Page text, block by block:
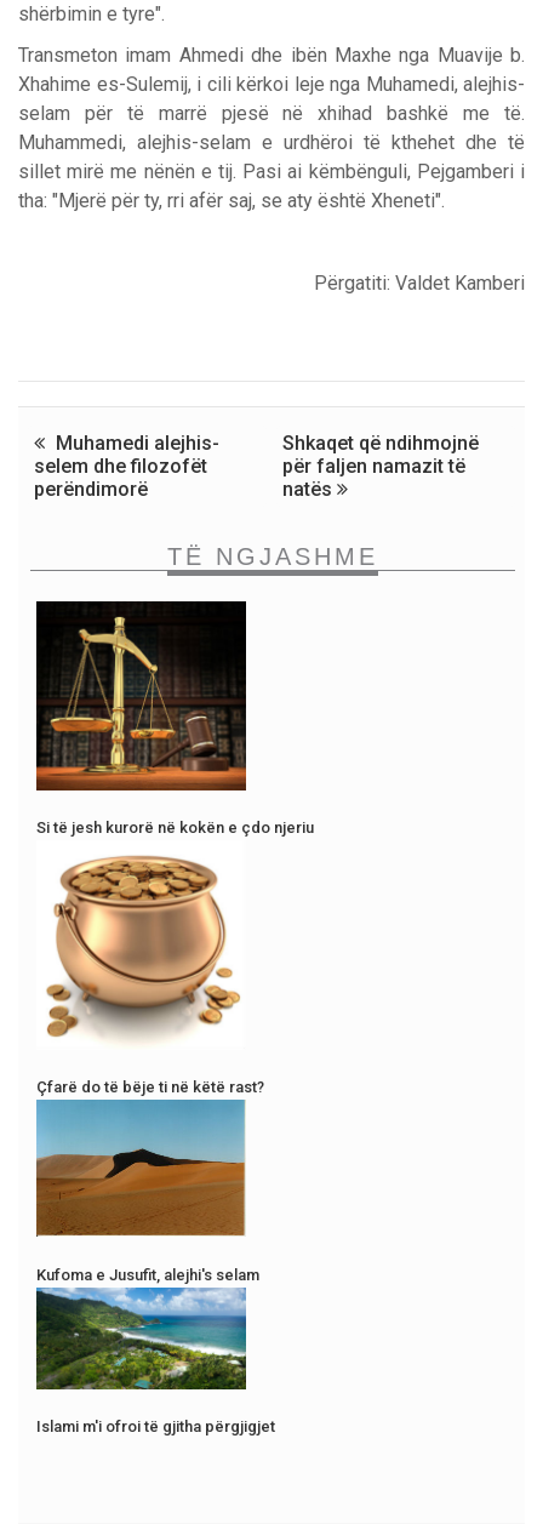
shërbimin e tyre".
Transmeton imam Ahmedi dhe ibën Maxhe nga Muavije b.
Xhahime es-Sulemij, i cili kërkoi leje nga Muhamedi, alejhis-
selam për të marrë pjesë në xhihad bashkë me të.
Muhammedi, alejhis-selam e urdhëroi të kthehet dhe të
sillet mirë me nënën e tij. Pasi ai këmbënguli, Pejgamberi i
tha: "Mjerë për ty, rri afër saj, se aty është Xheneti".
Përgatiti: Valdet Kamberi
Muhamedi alejhis-
selem dhe filozofët
perëndimorë
Shkaqet që ndihmojnë
për faljen namazit të
natës
TË NGJASHME
Si të jesh kurorë në kokën e çdo njeriu
Çfarë do të bëje ti në këtë rast?
Kufoma e Jusufit, alejhi's selam
Islami m'i ofroi të gjitha përgjigjet